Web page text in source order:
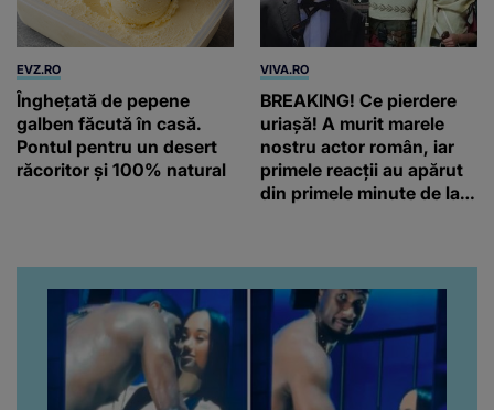
EVZ.RO
Înghețată de pepene
galben făcută în casă.
Pontul pentru un desert
răcoritor și 100% natural
VIVA.RO
BREAKING! Ce pierdere
uriașă! A murit marele
nostru actor român, iar
primele reacții au apărut
din primele minute de la
pentru el...” Ce s-a aflat
până în acest moment